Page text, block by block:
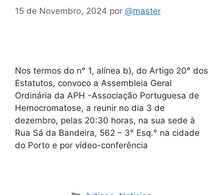
15 de Novembro, 2024 por @master
Nos termos do n° 1, alínea b), do Artigo 20° dos
Estatutos, convoco a Assembleia Geral
Ordinária da APH -Associação Portuguesa de
Hemocromatose, a reunir no dia 3 de
dezembro, pelas 20:30 horas, na sua sede à
Rua Sá da Bandeira, 562 – 3° Esq.° na cidade
do Porto e por vídeo-conferência